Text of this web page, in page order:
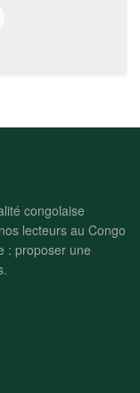
congolaise
lecteurs au Congo
: proposer une